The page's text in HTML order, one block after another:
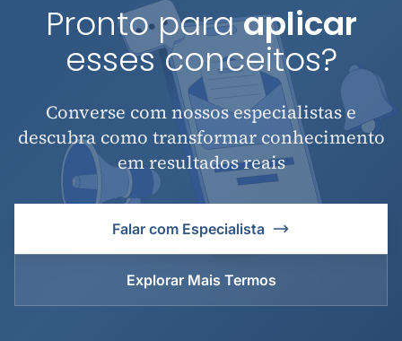
Pronto paraaplicar
esses conceitos?
Converse com nossos especialistas e
descubra como transformar conhecimento
em resultados reais
Falar com Especialista
Explorar Mais Termos